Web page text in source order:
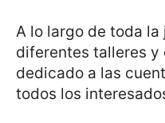
A lo largo de toda la
diferentes talleres y
dedicado a las
todos los